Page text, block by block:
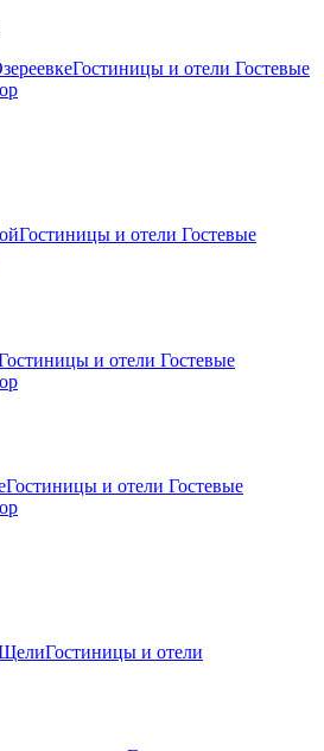
Гостиницы и отели Гостевые
Гостиницы и отели Гостевые
и отели Гостевые
Гостиницы и отели Гостевые
Гостиницы и отели